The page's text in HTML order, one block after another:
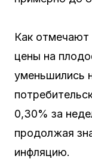
Как отмечают
цены на
уменьшились
0,30% за
продолжая
инфляцию.